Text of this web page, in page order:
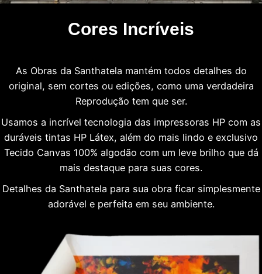
Cores Incríveis
As Obras da Santhatela mantém todos detalhes do
original, sem cortes ou edições, como uma verdadeira
Reprodução tem que ser.
Usamos a incrível tecnologia das impressoras HP com as
duráveis tintas HP Látex, além do mais lindo e exclusivo
Tecido Canvas 100% algodão com um leve brilho que dá
mais destaque para suas cores.
Detalhes da Santhatela para sua obra ficar simplesmente
adorável e perfeita em seu ambiente.